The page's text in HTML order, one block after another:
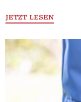
JETZT LESEN